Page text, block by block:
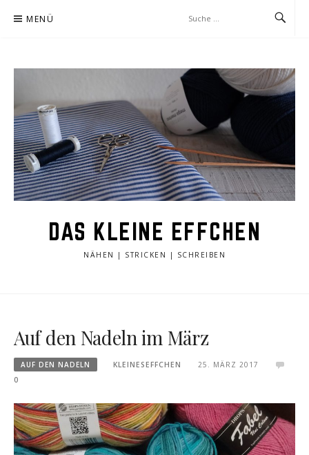
Inhalt MENÜ
DAS KLEINE EFFCHEN
NÄHEN | STRICKEN | SCHREIBEN
Auf den Nadeln im März
AUF DEN NADELN KLEINESEFFCHEN
25. MÄRZ 2017
0